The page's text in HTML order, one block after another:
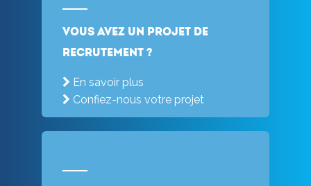
Vous avez un projet de
recrutement ?
En savoir plus
Confiez-nous votre projet